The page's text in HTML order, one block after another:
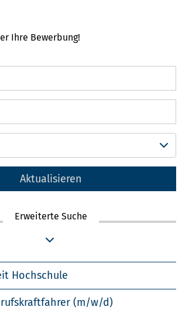
Ihre Bewerbung!
Aktualisieren
Erweiterte Suche
Hochschule
(m/w/d)